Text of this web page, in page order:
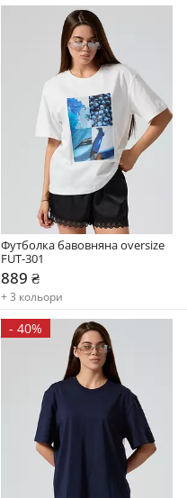
Футболка бавовняна oversize
FUT-301
889 ₴
+ 3 кольори
- 40%